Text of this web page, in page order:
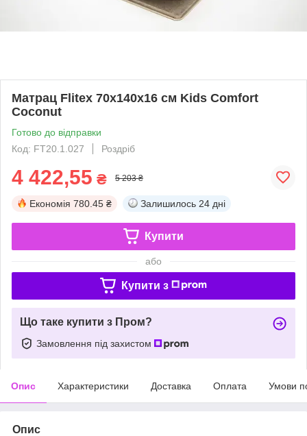
Матрац Flitex 70х140х16 см Kids Comfort
Coconut
Готово до відправки
Код: FT20.1.027
Роздріб
4 422,55 ₴ 5 203 ₴
Економія 780.45 ₴ Залишилось 24 дні
Купити
або
Купити з
Що таке купити з Пром?
Замовлення під захистом
Опис Характеристики Доставка Оплата Умови
Опис